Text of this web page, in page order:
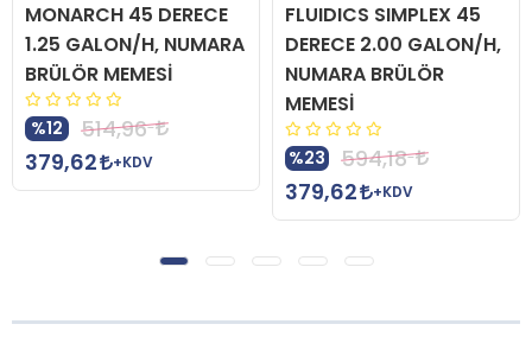
MONARCH 45 DERECE
1.25 GALON/H, NUMARA
BRÜLÖR MEMESİ
%12
514,96
379,62
+KDV
FLUIDICS SIMPLEX 45
DERECE 2.00 GALON/H,
NUMARA BRÜLÖR
MEMESİ
%23
594,18
379,62
+KDV